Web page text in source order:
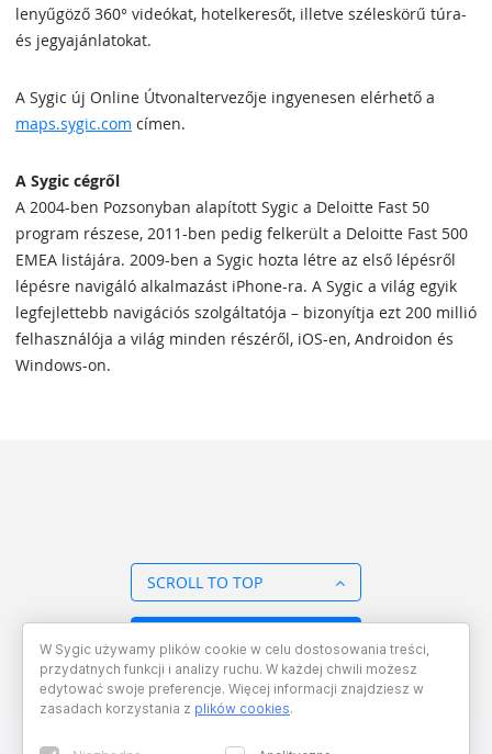
lenyűgöző 360° videókat, hotelkeresőt, illetve széleskörű túra-
és jegyajánlatokat.
A Sygic új Online Útvonaltervezője ingyenesen elérhető a
maps.sygic.com címen.
A Sygic cégről
A 2004-ben Pozsonyban alapított Sygic a Deloitte Fast 50
program részese, 2011-ben pedig felkerült a Deloitte Fast 500
EMEA listájára. 2009-ben a Sygic hozta létre az első lépésről
lépésre navigáló alkalmazást iPhone-ra. A Sygic a világ egyik
legfejlettebb navigációs szolgáltatója – bizonyítja ezt 200 millió
felhasználója a világ minden részéről, iOS-en, Androidon és
Windows-on.
SCROLL TO TOP
W Sygic używamy plików cookie w celu dostosowania treści,
przydatnych funkcji i analizy ruchu. W każdej chwili możesz
edytować swoje preferencje. Więcej informacji znajdziesz w
zasadach korzystania z plików cookies.